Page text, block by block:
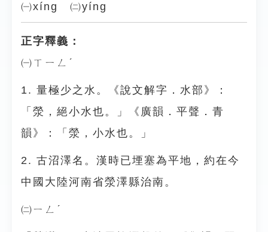
㈠xíng ㈡yíng
正字釋義：
㈠ㄒㄧㄥˊ
1. 量極少之水。《說文解字．水部》：
「滎，絕小水也。」《廣韻．平聲．青
韻》：「滎，小水也。」
2. 古沼澤名。漢時已堙塞為平地，約在今
中國大陸河南省滎澤縣治南。
㈡ㄧㄥˊ